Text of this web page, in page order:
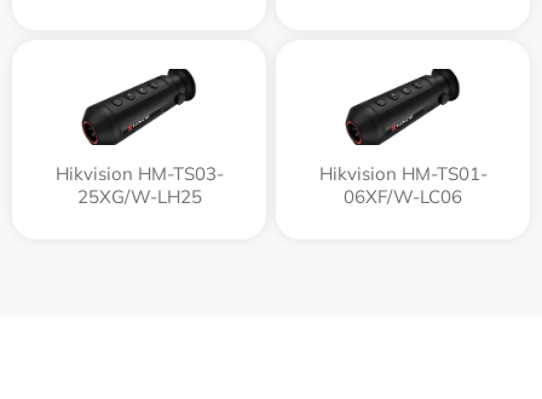
Hikvision HM-TS03-
25XG/W-LH25
Hikvision HM-TS01-
06XF/W-LC06